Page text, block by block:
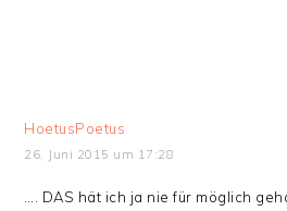
HoetusPoetus
26. Juni 2015 um 17:28
…. DAS hät ich ja nie für möglich